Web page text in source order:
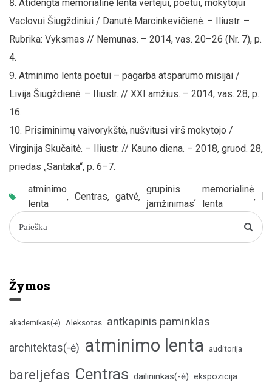
Atidengta memorialinė lenta vertėjui, poetui, mokytojui
Vaclovui Šiugždiniui / Danutė Marcinkevičienė. – Iliustr. –
Rubrika: Vyksmas // Nemunas. – 2014, vas. 20–26 (Nr. 7), p.
4.
Atminimo lenta poetui – pagarba atsparumo misijai /
Livija Šiugždienė. – Iliustr. // XXI amžius. – 2014, vas. 28, p.
16.
Prisiminimų vaivorykštė, nušvitusi virš mokytojo /
Virginija Skučaitė. – Iliustr. // Kauno diena. – 2018, gruod. 28,
priedas „Santaka“, p. 6–7.
atminimo
lenta
, Centras, gatvė,
grupinis
įamžinimas
,
memorialinė
lenta
,
Žymos
akademikas(-ė) Aleksotas antkapinis paminklas
architektas(-ė) atminimo lenta auditorija
bareljefas Centras dailininkas(-ė) ekspozicija